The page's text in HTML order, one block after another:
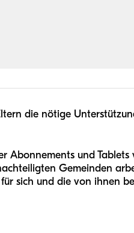
die nötige
Abonnements und Tablets
Gemeinden
sich und die von ihnen